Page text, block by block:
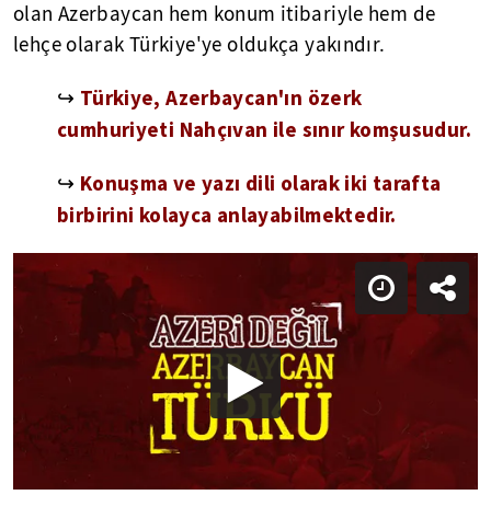
olan Azerbaycan hem konum itibariyle hem de
lehçe olarak Türkiye'ye oldukça yakındır.
↪ Türkiye, Azerbaycan'ın özerk
cumhuriyeti Nahçıvan ile sınır komşusudur.
↪ Konuşma ve yazı dili olarak iki tarafta
birbirini kolayca anlayabilmektedir.